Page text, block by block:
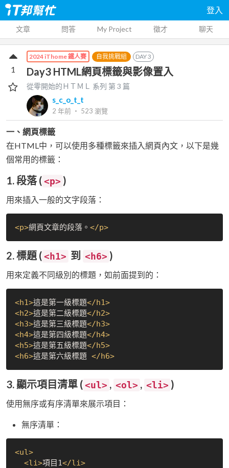
登入
文章 問答 My Project 徵才 聊天
2024 iThome 鐵人賽 自我挑戰組 DAY3
Day3 HTML網頁標籤與影像置入
從零開始的ＨＴＭＬ 系列 第3 篇
s_c_o_t_t
2 年前 ‧ 523 瀏覽
1
一、網頁標籤
在HTML中，可以使用多種標籤來插入網頁內文，以下是幾
個常用的標籤：
1. 段落 (<p> )
用來插入一般的文字段落：
<p>網頁文章的段落。 </p>
2. 標題 (<h1> 到 <h6> )
用來定義不同級別的標題，如前面提到的：
<h1>這是第一級標題</h1>
<h2>這是第二級標題</h2>
<h3>這是第三級標題</h3>
<h4>這是第四級標題</h4>
<h5>這是第五級標題</h5>
<h6>這是第六級標題 </h6>
3. 顯示項目清單 (<ul> , <ol> , <li> )
使用無序或有序清單來展示項目：
無序清單：
<ul>
<li>項目1</li>